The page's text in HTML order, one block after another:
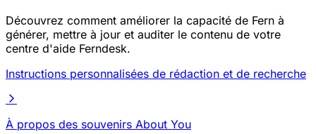
Découvrez comment améliorer la capacité de Fern à
générer, mettre à jour et auditer le contenu de votre
centre d'aide Ferndesk.
Instructions personnalisées de rédaction et de recherche
À propos des souvenirs About You